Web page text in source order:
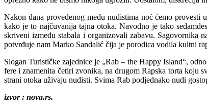
Nakon dana provedenog među nudistima noć ćemo
kako je to najčuvanija tajna otoka. Navodno je tako
skriveni između stabala i organizovali zabavu. Sagovornika
potvrđuje nam Marko Sandalić čija je porodica vodila kultni
Slogan Turističke zajednice je „Rab – the Happy Island“,
fere i znamenita četiri zvonika, na drugom Rapska torta koju
strani otoka uživaju nudisti. Svima Rab podjednako nudi
izvor : nova.rs.